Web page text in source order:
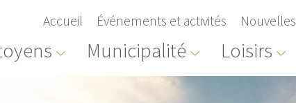
Accueil Événements et activités Nouvelles
Municipalité Loisirs